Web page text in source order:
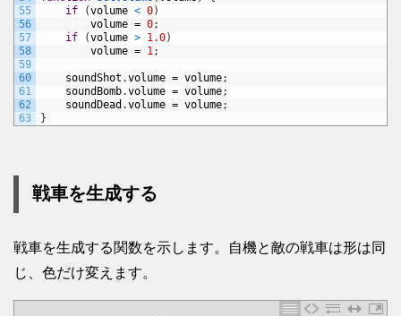
55
56
57
58
59
60
61
62
63
if
(volume < 0)
volume = 0;
if
(volume > 1.0)
volume = 1;
soundShot .volume = volume;
soundBomb.volume = volume;
soundDead .volume = volume;
}
戦車を生成する
戦車を生成する関数を示します。自機と敵の戦車は形は同
じ、色だけ変えます。